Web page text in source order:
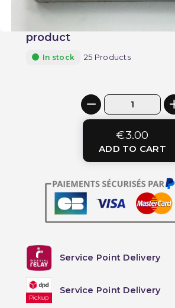
product
In stock 25 Products
€3.00
ADD TO CART
Service Point Delivery
Service Point Delivery